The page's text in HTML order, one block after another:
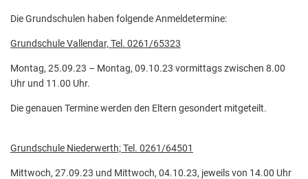
Die Grundschulen haben folgende Anmeldetermine:
Grundschule Vallendar, Tel. 0261/65323
Montag, 25.09.23 – Montag, 09.10.23 vormittags zwischen 8.00
Uhr und 11.00 Uhr.
Die genauen Termine werden den Eltern gesondert mitgeteilt.
Grundschule Niederwerth; Tel. 0261/64501
Mittwoch, 27.09.23 und Mittwoch, 04.10.23, jeweils von 14.00 Uhr